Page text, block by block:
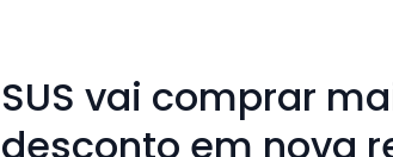
SUS vai comprar
desconto em nova